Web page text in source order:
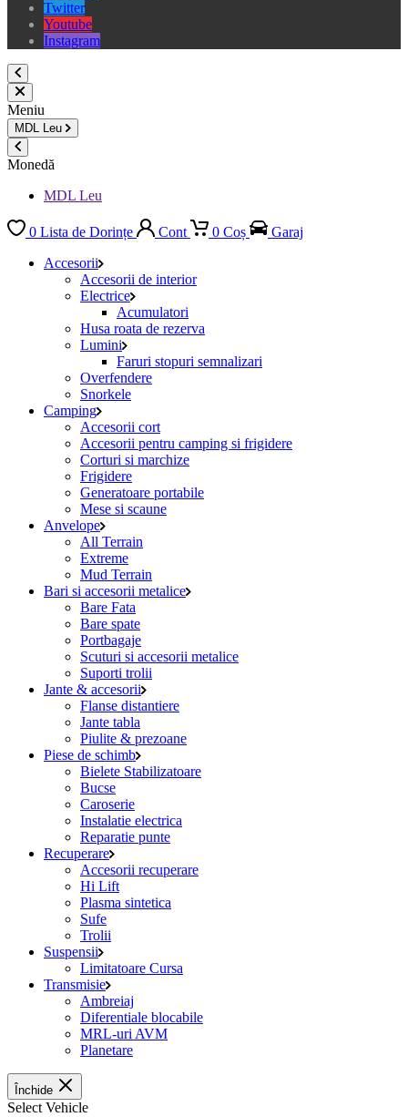
Twitter
Youtube
Instagram
Meniu
MDL Leu
Monedă
MDL Leu
0 Lista de Dorințe Cont 0 Coș
Garaj
Accesorii
Accesorii de interior
Electrice
Acumulatori
Husa roata de rezerva
Lumini
Faruri stopuri semnalizari
Overfendere
Snorkele
Camping
Accesorii cort
Accesorii pentru camping si frigidere
Corturi si marchize
Frigidere
Generatoare portabile
Mese si scaune
Anvelope
All Terrain
Extreme
Mud Terrain
Bari si accesorii metalice
Bare Fata
Bare spate
Portbagaje
Scuturi si accesorii metalice
Suporti trolii
Jante & accesorii
Flanse distantiere
Jante tabla
Piulite & prezoane
Piese de schimb
Bielete Stabilizatoare
Bucse
Caroserie
Instalatie electrica
Reparatie punte
Recuperare
Accesorii recuperare
Hi Lift
Plasma sintetica
Sufe
Trolii
Suspensii
Limitatoare Cursa
Transmisie
Ambreiaj
Diferentiale blocabile
MRL-uri AVM
Planetare
Închide
Select Vehicle